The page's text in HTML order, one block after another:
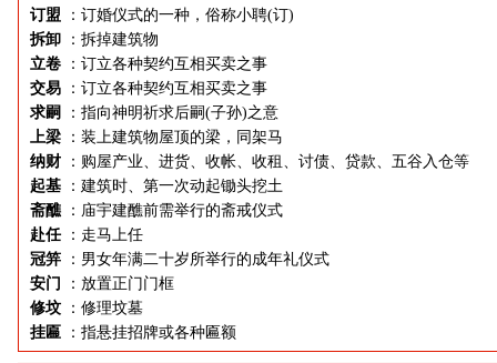
订盟
：订婚仪式的一种，俗称小聘(订)
拆卸
：拆掉建筑物
立卷
：订立各种契约互相买卖之事
交易
：订立各种契约互相买卖之事
求嗣
：指向神明祈求后嗣(子孙)之意
上梁
：装上建筑物屋顶的梁，同架马
纳财
：购屋产业、进货、收帐、收租、讨债、贷款、五谷入仓等
起基
：建筑时、第一次动起锄头挖土
斋醮 ：庙宇建醮前需举行的斋戒仪式
赴任 ：走马上任
冠笄
：男女年满二十岁所举行的成年礼仪式
安门
：放置正门门框
修坟
：修理坟墓
挂匾
：指悬挂招牌或各种匾额